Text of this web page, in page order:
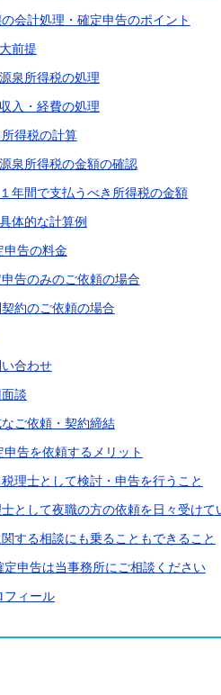
会計処理・確定申告のポイント
前提
源泉所得税の処理
収入・経費の処理
得税の計算
源泉所得税の金額の確認
１年間で支払うべき所得税の金額
具体的な計算例
申告の料金
申告のみのご依頼の場合
契約のご依頼の場合
い合わせ
面談
なご依頼・契約締結
告を依頼するメリット
理士として検討・申告を行うこと
として夜職の方の依頼を日々受けて
する相談にも乗ることもできること
定申告は当事務所にご相談ください
フィール